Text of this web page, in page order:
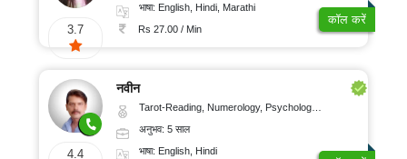
3.7
भाषा: English, Hindi, Marathi
Rs 27.00 / Min
कॉल करें
4.4
नवीन
Tarot-Reading, Numerology, Psychology, Medical-Astrology
अनुभव: 5 साल
भाषा: English, Hindi